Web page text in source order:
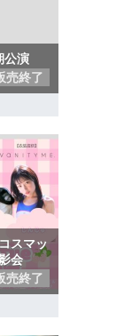
公演
売終了
スマッ
会
売終了